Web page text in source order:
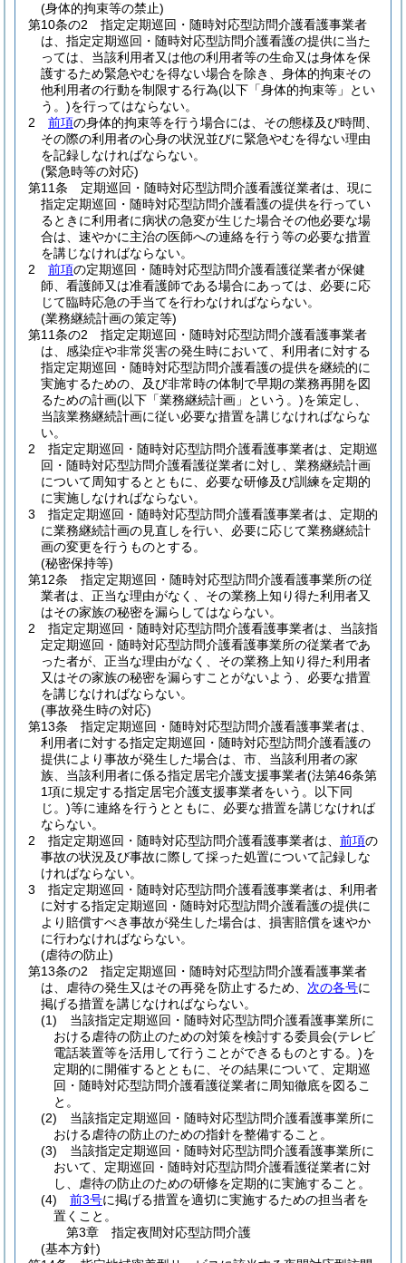
(身体的拘束等の禁止)
第10条の2
指定定期巡回・随時対応型訪問介護看護事業者
は、指定定期巡回・随時対応型訪問介護看護の提供に当た
っては、当該利用者又は他の利用者等の生命又は身体を保
護するため緊急やむを得ない場合を除き、身体的拘束その
他利用者の行動を制限する行為(以下「身体的拘束等」とい
う。)を行ってはならない。
2
前項の身体的拘束等を行う場合には、その態様及び時間、
その際の利用者の心身の状況並びに緊急やむを得ない理由
を記録しなければならない。
(緊急時等の対応)
第11条
定期巡回・随時対応型訪問介護看護従業者は、現に
指定定期巡回・随時対応型訪問介護看護の提供を行ってい
るときに利用者に病状の急変が生じた場合その他必要な場
合は、速やかに主治の医師への連絡を行う等の必要な措置
を講じなければならない。
2
前項の定期巡回・随時対応型訪問介護看護従業者が保健
師、看護師又は准看護師である場合にあっては、必要に応
じて臨時応急の手当てを行わなければならない。
(業務継続計画の策定等)
第11条の2
指定定期巡回・随時対応型訪問介護看護事業者
は、感染症や非常災害の発生時において、利用者に対する
指定定期巡回・随時対応型訪問介護看護の提供を継続的に
実施するための、及び非常時の体制で早期の業務再開を図
るための計画(以下「業務継続計画」という。)を策定し、
当該業務継続計画に従い必要な措置を講じなければならな
い。
2
指定定期巡回・随時対応型訪問介護看護事業者は、定期巡
回・随時対応型訪問介護看護従業者に対し、業務継続計画
について周知するとともに、必要な研修及び訓練を定期的
に実施しなければならない。
3
指定定期巡回・随時対応型訪問介護看護事業者は、定期的
に業務継続計画の見直しを行い、必要に応じて業務継続計
画の変更を行うものとする。
(秘密保持等)
第12条
指定定期巡回・随時対応型訪問介護看護事業所の従
業者は、正当な理由がなく、その業務上知り得た利用者又
はその家族の秘密を漏らしてはならない。
2
指定定期巡回・随時対応型訪問介護看護事業者は、当該指
定定期巡回・随時対応型訪問介護看護事業所の従業者であ
った者が、正当な理由がなく、その業務上知り得た利用者
又はその家族の秘密を漏らすことがないよう、必要な措置
を講じなければならない。
(事故発生時の対応)
第13条
指定定期巡回・随時対応型訪問介護看護事業者は、
利用者に対する指定定期巡回・随時対応型訪問介護看護の
提供により事故が発生した場合は、市、当該利用者の家
族、当該利用者に係る指定居宅介護支援事業者(法第46条第
1項に規定する指定居宅介護支援事業者をいう。以下同
じ。)等に連絡を行うとともに、必要な措置を講じなければ
ならない。
2
指定定期巡回・随時対応型訪問介護看護事業者は、 前項の
事故の状況及び事故に際して採った処置について記録しな
ければならない。
3
指定定期巡回・随時対応型訪問介護看護事業者は、利用者
に対する指定定期巡回・随時対応型訪問介護看護の提供に
より賠償すべき事故が発生した場合は、損害賠償を速やか
に行わなければならない。
(虐待の防止)
第13条の2
指定定期巡回・随時対応型訪問介護看護事業者
は、虐待の発生又はその再発を防止するため、 次の各号に
掲げる措置を講じなければならない。
(1)
当該指定定期巡回・随時対応型訪問介護看護事業所に
おける虐待の防止のための対策を検討する委員会(テレビ
電話装置等を活用して行うことができるものとする。)を
定期的に開催するとともに、その結果について、定期巡
回・随時対応型訪問介護看護従業者に周知徹底を図るこ
と。
(2)
当該指定定期巡回・随時対応型訪問介護看護事業所に
おける虐待の防止のための指針を整備すること。
(3)
当該指定定期巡回・随時対応型訪問介護看護事業所に
おいて、定期巡回・随時対応型訪問介護看護従業者に対
し、虐待の防止のための研修を定期的に実施すること。
(4)
前3号に掲げる措置を適切に実施するための担当者を
置くこと。
第3章
指定夜間対応型訪問介護
(基本方針)